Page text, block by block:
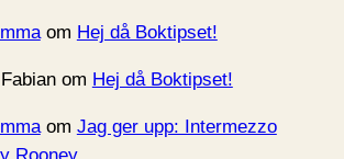
om Hej då Boktipset!
om Hej då Boktipset!
om Jag ger upp: Intermezzo